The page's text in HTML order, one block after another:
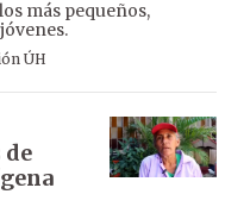
más pequeños,
ÚH